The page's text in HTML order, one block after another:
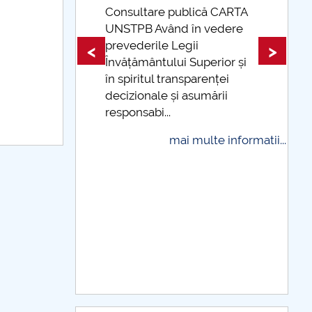
Taxe de școlarizare
indexate Taxele se pot plăti
și cu cardul
mai multe informatii...
< >